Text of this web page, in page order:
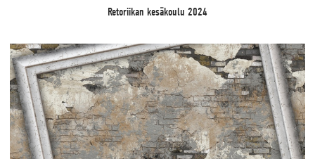
Retoriikan kesäkoulu 2024